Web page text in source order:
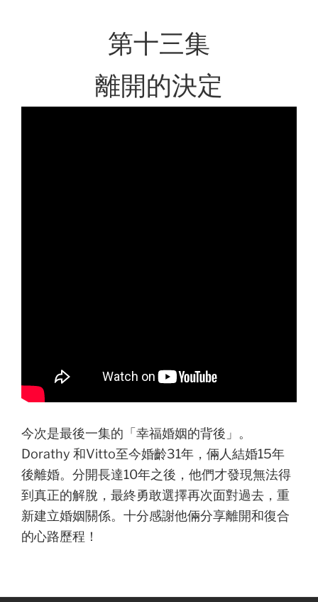
第十三集
離開的決定
今次是最後一集的「幸福婚姻的背後」。
Dorathy 和Vitto至今婚齡31年，倆人結婚15年
後離婚。分開長達10年之後，他們才發現無法得
到真正的解脫，最終勇敢選擇再次面對過去，重
新建立婚姻關係。十分感謝他倆分享離開和復合
的心路歷程！